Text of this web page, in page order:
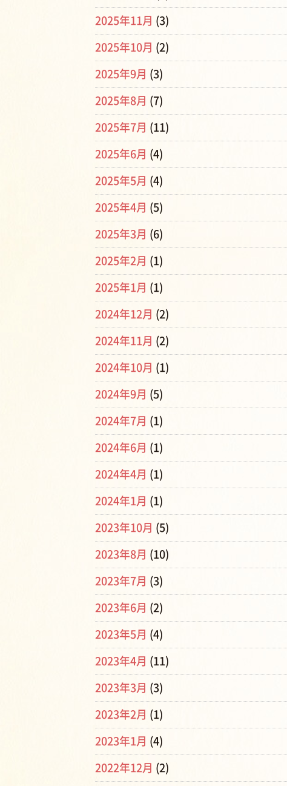
2025年11月 (3)
2025年10月 (2)
2025年9月 (3)
2025年8月 (7)
2025年7月 (11)
2025年6月 (4)
2025年5月 (4)
2025年4月 (5)
2025年3月 (6)
2025年2月 (1)
2025年1月 (1)
2024年12月 (2)
2024年11月 (2)
2024年10月 (1)
2024年9月 (5)
2024年7月 (1)
2024年6月 (1)
2024年4月 (1)
2024年1月 (1)
2023年10月 (5)
2023年8月 (10)
2023年7月 (3)
2023年6月 (2)
2023年5月 (4)
2023年4月 (11)
2023年3月 (3)
2023年2月 (1)
2023年1月 (4)
2022年12月 (2)